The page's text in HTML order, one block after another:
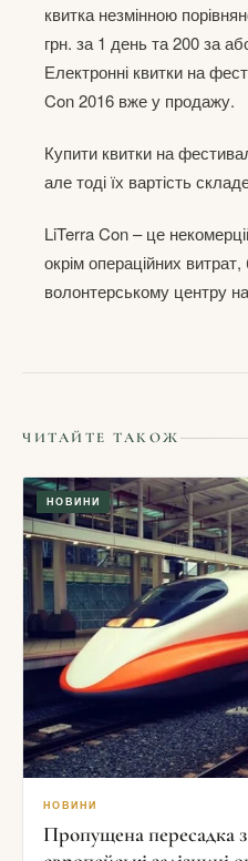
квитка незмінною
грн. за 1 день та 200 за
Електронні квитки на
Con 2016 вже у продажу.
Купити квитки на
але тоді їх вартість
LiTerra Con – це
окрім операційних
волонтерському центру
ЧИТАЙТЕ ТАКОЖ
НОВИНИ
НОВИНИ
Пропущена пересадка